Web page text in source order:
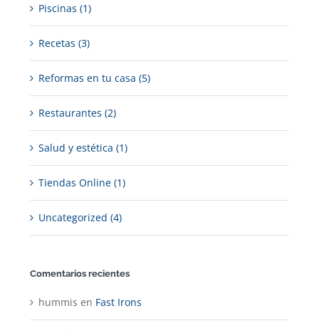
Piscinas (1)
Recetas (3)
Reformas en tu casa (5)
Restaurantes (2)
Salud y estética (1)
Tiendas Online (1)
Uncategorized (4)
Comentarios recientes
hummis en Fast Irons